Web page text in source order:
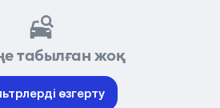
табылған жоқ
өзгерту